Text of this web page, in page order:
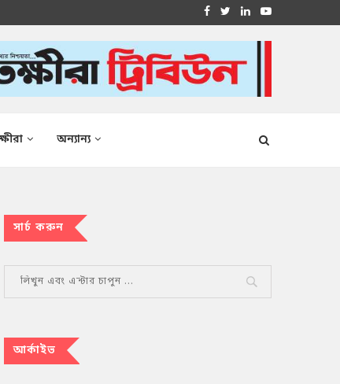
অন্যান্য
সার্চ করুন
আর্কাইভ